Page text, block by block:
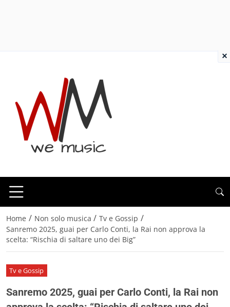
Home / Non solo musica / Tv e Gossip /
Sanremo 2025, guai per Carlo Conti, la Rai non approva la
scelta: “Rischia di saltare uno dei Big”
Tv e Gossip
Sanremo 2025, guai per Carlo Conti, la Rai non
×